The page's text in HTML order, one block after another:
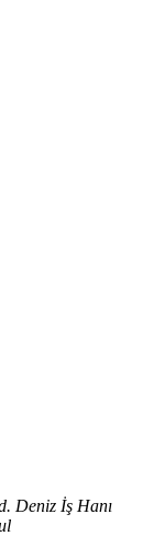
Deniz İş Hanı